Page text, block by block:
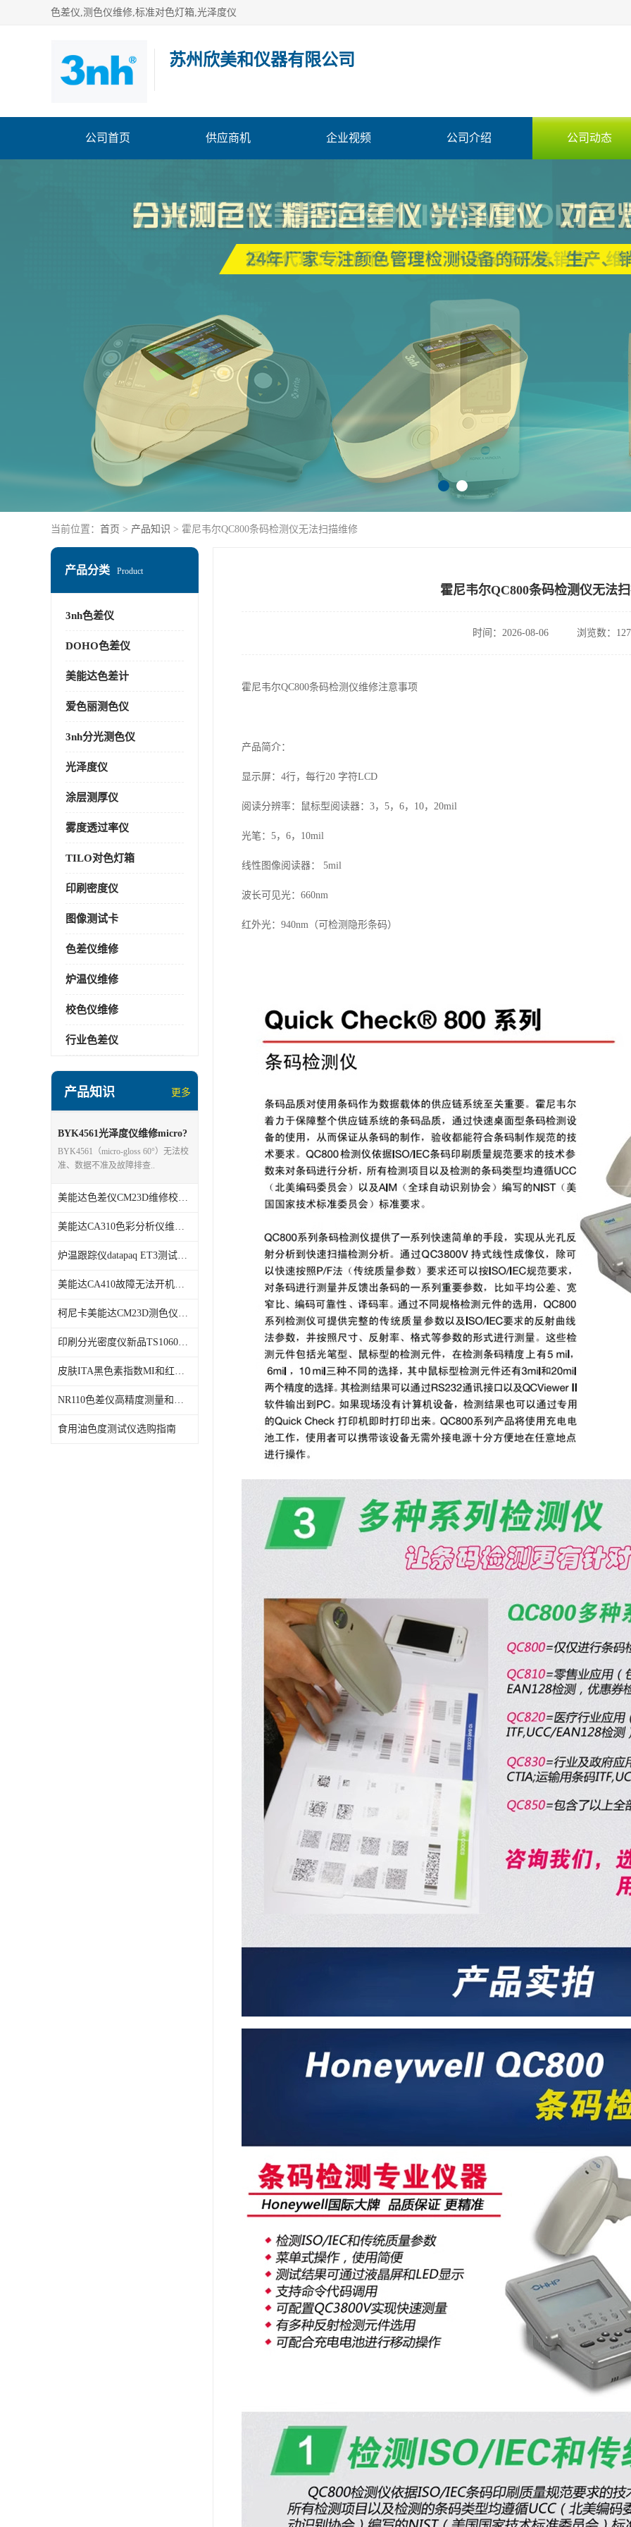
色差仪,测色仪维修,标准对色灯箱,光泽度仪
苏州欣美和仪器有限公司
公司首页 供应商机 企业视频 公司介绍 公司动态
当前位置： 首页 > 产品知识 > 霍尼韦尔QC800条码检测仪无法扫描维修
产品分类 Product
3nh色差仪
DOHO色差仪
美能达色差计
爱色丽测色仪
3nh分光测色仪
光泽度仪
涂层测厚仪
雾度透过率仪
TILO对色灯箱
印刷密度仪
图像测试卡
色差仪维修
炉温仪维修
校色仪维修
行业色差仪
产品知识 更多
BYK4561光泽度仪维修micro?
gloss 60°
BYK4561（micro‑gloss 60°）无法校
准、数据不准及故障排查..
美能达色差仪CM23D维修校准分析
美能达CA310色彩分析仪维修校准
炉温跟踪仪datapaq ET3测试仪维修
美能达CA410故障无法开机维修校准
柯尼卡美能达CM23D测色仪维修校正
印刷分光密度仪新品TS1060发布
皮肤ITA黑色素指数MI和红斑指数色差仪PS02发布
NR110色差仪高精度测量和智能分析lab色度
食用油色度测试仪选购指南
霍尼韦尔QC800条码检测仪无法
时间：2026-08-06 浏览数：
霍尼韦尔QC800条码检测仪维修注意事项
产品简介：
显示屏： 4行，每行20 字符LCD
阅读分辨率：鼠标型阅读器： 3， 5， 6， 10， 20mil
光笔： 5， 6， 10mil
线性图像阅读器： 5mil
波长可见光： 660nm
红外光： 940nm （可检测隐形条码）